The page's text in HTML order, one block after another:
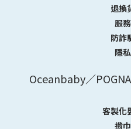
退換
服
防詐
隱
Oceanbaby／
客製化
揹